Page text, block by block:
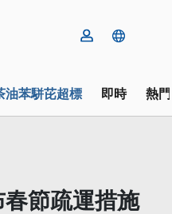
油苯駢芘超標 即時 熱
節疏運措施